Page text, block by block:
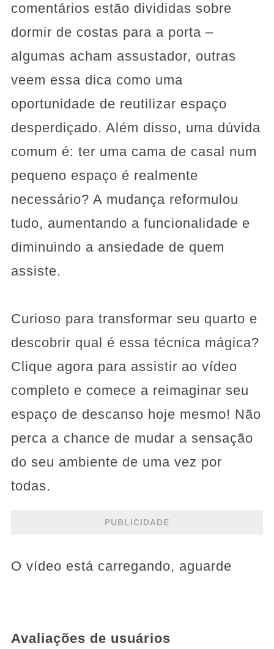
comentários estão divididas sobre
dormir de costas para a porta –
algumas acham assustador, outras
veem essa dica como uma
oportunidade de reutilizar espaço
desperdiçado. Além disso, uma dúvida
comum é: ter uma cama de casal num
pequeno espaço é realmente
necessário? A mudança reformulou
tudo, aumentando a funcionalidade e
diminuindo a ansiedade de quem
assiste.
Curioso para transformar seu quarto e
descobrir qual é essa técnica mágica?
Clique agora para assistir ao vídeo
completo e comece a reimaginar seu
espaço de descanso hoje mesmo! Não
perca a chance de mudar a sensação
do seu ambiente de uma vez por
todas.
PUBLICIDADE
O vídeo está carregando, aguarde
Avaliações de usuários